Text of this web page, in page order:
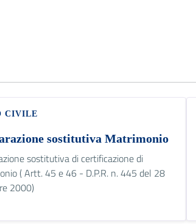
CIVILE
sostitutiva Matrimonio
sostitutiva di certificazione di
( Artt. 45 e 46 - D.P.R. n. 445 del 28
2000)